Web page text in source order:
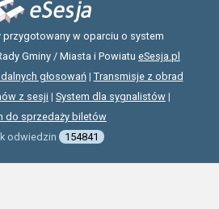
przygotowany w oparciu o system
Gminy / Miasta i Powiatu eSesja.pl
głosowań| Transmisje z obrad
z sesji | System dla sygnalistów |
do sprzedaży biletów
odwiedzin
154841